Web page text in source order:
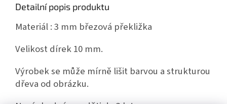
Detailní popis produktu
Materiál : 3 mm březová překližka
Velikost dírek 10 mm.
Výrobek se může mírně lišit barvou a strukturou
dřeva od obrázku.